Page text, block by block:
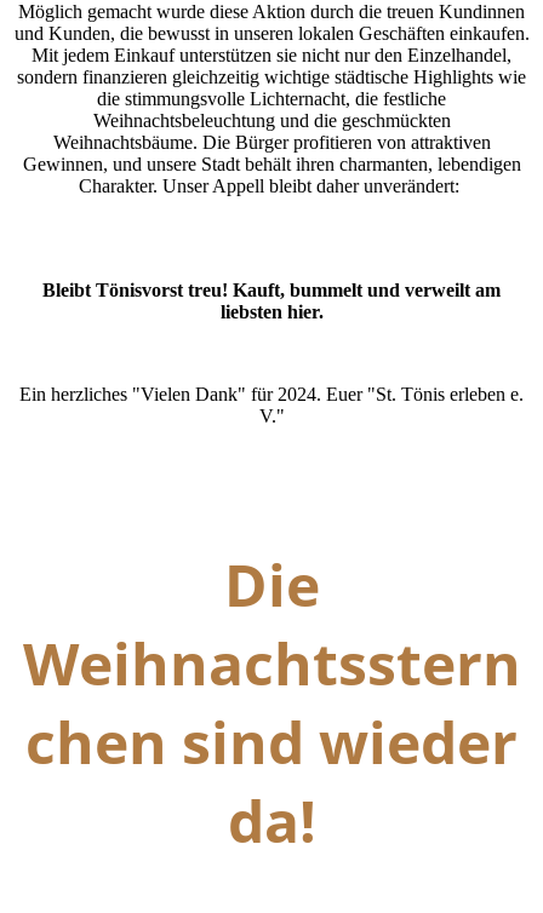
Möglich gemacht wurde diese Aktion durch die treuen Kundinnen
und Kunden, die bewusst in unseren lokalen Geschäften einkaufen.
Mit jedem Einkauf unterstützen sie nicht nur den Einzelhandel,
sondern finanzieren gleichzeitig wichtige städtische Highlights wie
die stimmungsvolle Lichternacht, die festliche
Weihnachtsbeleuchtung und die geschmückten
Weihnachtsbäume. Die Bürger profitieren von attraktiven
Gewinnen, und unsere Stadt behält ihren charmanten, lebendigen
Charakter. Unser Appell bleibt daher unverändert:
Bleibt Tönisvorst treu! Kauft, bummelt und verweilt am
liebsten hier.
Ein herzliches "Vielen Dank" für 2024. Euer "St. Tönis erleben e.
V."
Die
Weihnachtsstern
chen sind wieder
da!